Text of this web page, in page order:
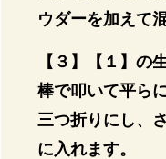
ウダーを加えて
【３】【１】の
棒で叩いて平ら
三つ折りにし、
に入れます。